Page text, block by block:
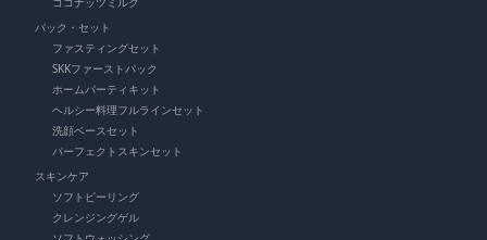
パック・セット
ファスティングセット
SKKファーストパック
ホームパーティキット
ヘルシー料理フルラインセット
洗顔ベースセット
パーフェクトスキンセット
スキンケア
ソフトピーリング
クレンジングゲル